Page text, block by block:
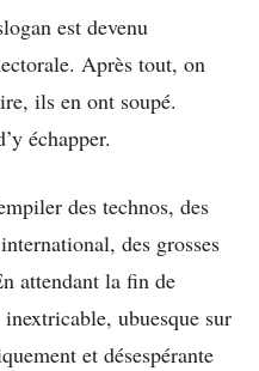
est devenu
Après tout, on
ils en ont soupé.
échapper.
des technos, des
des grosses
attendant la fin de
ubuesque sur
et désespérante